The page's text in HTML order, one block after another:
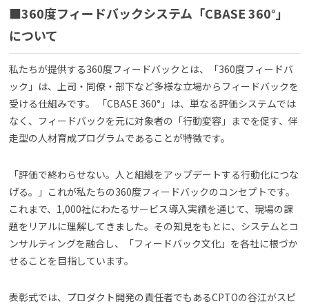
■360度フィードバックシステム「CBASE 360°」
について
私たちが提供する360度フィードバックとは、「360度フィードバ
ック」は、上司・同僚・部下など多様な立場からフィードバックを
受ける仕組みです。 「CBASE 360°」は、単なる評価システムでは
なく、フィードバックを元に対象者の「行動変容」までを促す、伴
走型の人材育成プログラムであることが特徴です。
「評価で終わらせない。人と組織をアップデートする行動化につな
げる。」これが私たちの360度フィードバックのコンセプトです。
これまで、1,000社にわたるサービス導入実績を通じて、現場の課
題をリアルに理解してきました。その知見をもとに、システムとコ
ンサルティングを融合し、「フィードバック文化」を各社に根づか
せることを目指しています。
表彰式では、プロダクト開発の責任者でもあるCPTOの谷江がスピ